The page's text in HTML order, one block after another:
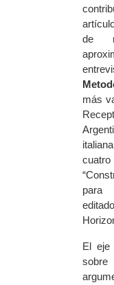
de
más
italiana
El eje
sobre